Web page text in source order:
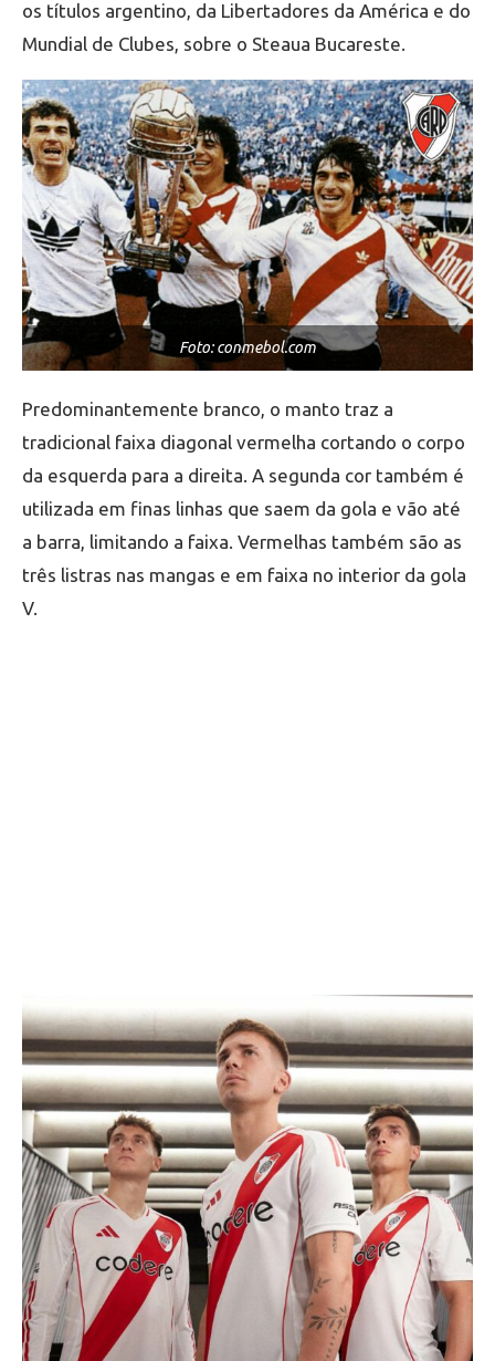
os títulos argentino, da Libertadores da América e do
Mundial de Clubes, sobre o Steaua Bucareste.
Foto: conmebol.com
Predominantemente branco, o manto traz a
tradicional faixa diagonal vermelha cortando o corpo
da esquerda para a direita. A segunda cor também é
utilizada em finas linhas que saem da gola e vão até
a barra, limitando a faixa. Vermelhas também são as
três listras nas mangas e em faixa no interior da gola
V.